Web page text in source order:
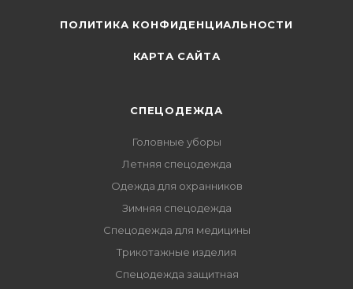
ПОЛИТИКА КОНФИДЕНЦИАЛЬНОСТИ
КАРТА САЙТА
СПЕЦОДЕЖДА
Головные уборы
Летняя спецодежда
Одежда для охранников
Зимняя спецодежда
Спецодежда для медицины
Трикотажные изделия
Спецодежда защитная